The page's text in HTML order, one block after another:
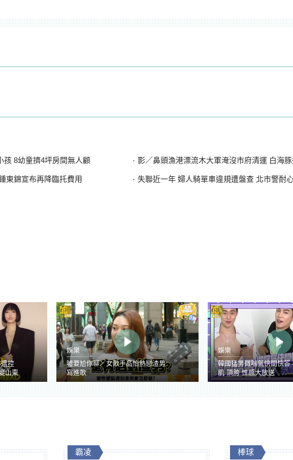
孩 8幼童擠4坪房間無人顧 影／鼻頭漁港漂流木大軍淹沒市府清運 白海
東錦宣布再降臨托費用 失聯近一年 婦人騎單車違規遭盤查 北市警耐
控
山東
娛樂
噓要尬你聊／女歌手品怡熱戀渣男
寫進歌
娛樂
韓國猛男微喘氣快問快答
肌 頂胯 性感大放送
霸凌 棒球